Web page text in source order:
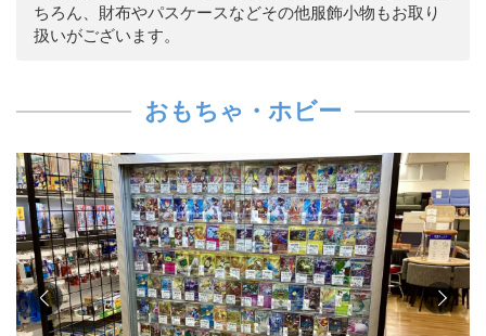
ちろん、財布やパスケースなどその他服飾小物もお取り
扱いがございます。
おもちゃ・ホビー